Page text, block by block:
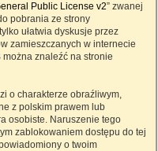
Public License v2” zwanej
pobrania ze strony
ułatwia dyskusje przez
zamieszczanych w internecie
znaleźć na stronie
o charakterze obraźliwym,
z polskim prawem lub
osobiste. Naruszenie tego
zablokowaniem dostępu do tej
o twoim